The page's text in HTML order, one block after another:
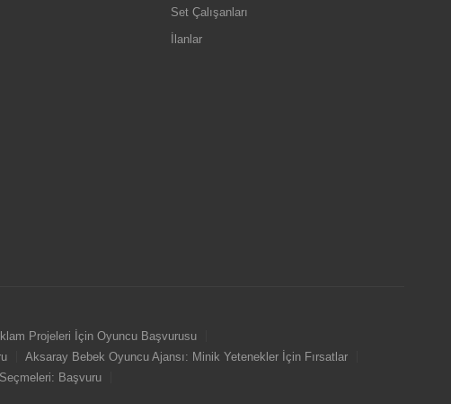
Set Çalışanları
İlanlar
Projeleri İçin Oyuncu Başvurusu
Aksaray Bebek Oyuncu Ajansı: Minik Yetenekler İçin Fırsatlar
Başvuru